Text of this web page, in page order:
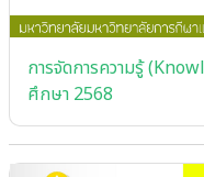
การจัดการความรู้
ศึกษา 2568